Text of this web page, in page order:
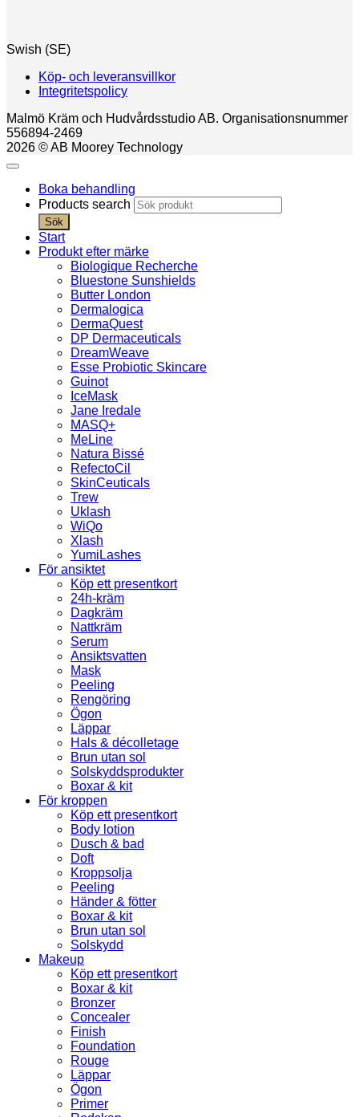
Swish (SE)
Köp- och leveransvillkor
Integritetspolicy
Malmö Kräm och Hudvårdsstudio AB. Organisationsnummer
556894-2469
2026 © AB Moorey Technology
Boka behandling
Products search
Sök
Start
Produkt efter märke
Biologique Recherche
Bluestone Sunshields
Butter London
Dermalogica
DermaQuest
DP Dermaceuticals
DreamWeave
Esse Probiotic Skincare
Guinot
IceMask
Jane Iredale
MASQ+
MeLine
Natura Bissé
RefectoCil
SkinCeuticals
Trew
Uklash
WiQo
Xlash
YumiLashes
För ansiktet
Köp ett presentkort
24h-kräm
Dagkräm
Nattkräm
Serum
Ansiktsvatten
Mask
Peeling
Rengöring
Ögon
Läppar
Hals & décolletage
Brun utan sol
Solskyddsprodukter
Boxar & kit
För kroppen
Köp ett presentkort
Body lotion
Dusch & bad
Doft
Kroppsolja
Peeling
Händer & fötter
Boxar & kit
Brun utan sol
Solskydd
Makeup
Köp ett presentkort
Boxar & kit
Bronzer
Concealer
Finish
Foundation
Rouge
Läppar
Ögon
Primer